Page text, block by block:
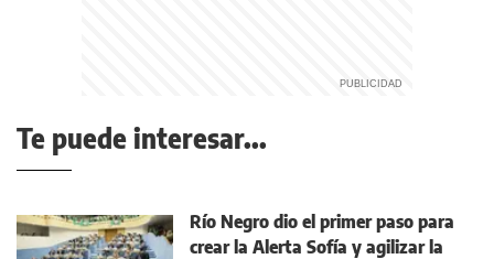
Te puede interesar...
Río Negro dio el primer paso para
crear la Alerta Sofía y agilizar la